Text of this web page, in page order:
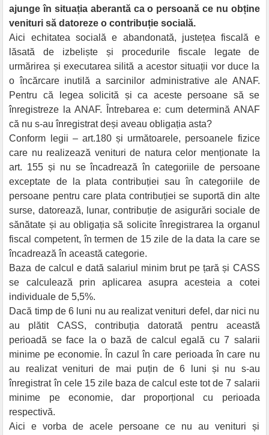
ajunge în situația aberantă ca o persoană ce nu obține
venituri să datoreze o contribuție socială.
Aici echitatea socială e abandonată, justețea fiscală e
lăsată de izbeliște și procedurile fiscale legate de
urmărirea și executarea silită a acestor situații vor duce la
o încărcare inutilă a sarcinilor administrative ale ANAF.
Pentru că legea solicită și ca aceste persoane să se
înregistreze la ANAF. Întrebarea e: cum determină ANAF
că nu s-au înregistrat deși aveau obligația asta?
Conform legii – art.180 și următoarele, persoanele fizice
care nu realizează venituri de natura celor menționate la
art. 155 și nu se încadrează în categoriile de persoane
exceptate de la plata contribuției sau în categoriile de
persoane pentru care plata contribuției se suportă din alte
surse, datorează, lunar, contribuție de asigurări sociale de
sănătate și au obligația să solicite înregistrarea la organul
fiscal competent, în termen de 15 zile de la data la care se
încadrează în această categorie.
Baza de calcul e dată salariul minim brut pe țară și CASS
se calculează prin aplicarea asupra acesteia a cotei
individuale de 5,5%.
Dacă timp de 6 luni nu au realizat venituri defel, dar nici nu
au plătit CASS, contribuția datorată pentru această
perioadă se face la o bază de calcul egală cu 7 salarii
minime pe economie. În cazul în care perioada în care nu
au realizat venituri de mai puțin de 6 luni și nu s-au
înregistrat în cele 15 zile baza de calcul este tot de 7 salarii
minime pe economie, dar proporțional cu perioada
respectivă.
Aici e vorba de acele persoane ce nu au venituri și